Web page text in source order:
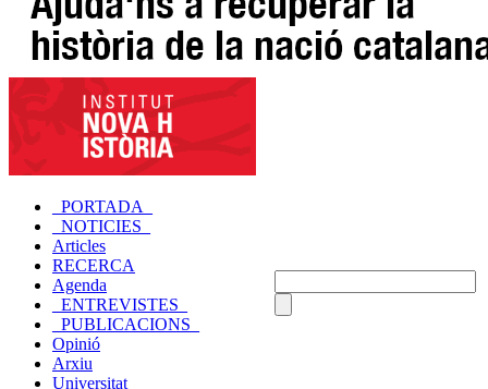
_PORTADA_
_NOTICIES_
Articles
RECERCA
Agenda
_ENTREVISTES_
_PUBLICACIONS_
Opinió
Arxiu
Universitat